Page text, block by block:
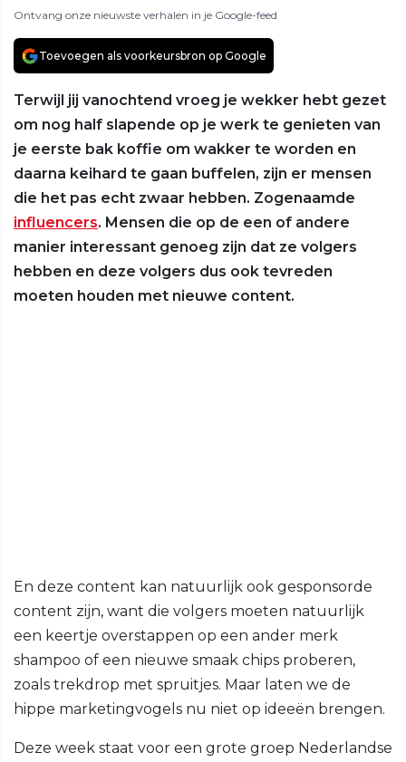
Ontvang onze nieuwste verhalen in je Google-feed
Toevoegen als voorkeursbron op Google
Terwijl jij vanochtend vroeg je wekker hebt gezet
om nog half slapende op je werk te genieten van
je eerste bak koffie om wakker te worden en
daarna keihard te gaan buffelen, zijn er mensen
die het pas echt zwaar hebben. Zogenaamde
influencers. Mensen die op de een of andere
manier interessant genoeg zijn dat ze volgers
hebben en deze volgers dus ook tevreden
moeten houden met nieuwe content.
En deze content kan natuurlijk ook gesponsorde
content zijn, want die volgers moeten natuurlijk
een keertje overstappen op een ander merk
shampoo of een nieuwe smaak chips proberen,
zoals trekdrop met spruitjes. Maar laten we de
hippe marketingvogels nu niet op ideeën brengen.
Deze week staat voor een grote groep Nederlandse